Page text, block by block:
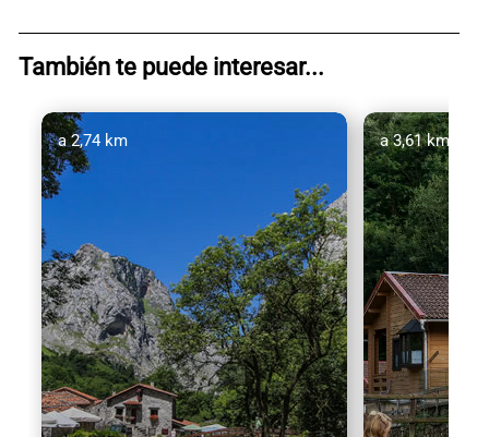
También te puede interesar...
a 2,74 km a 3,61 km